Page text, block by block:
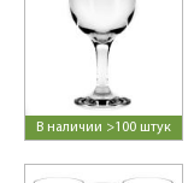
В наличии >100 штук